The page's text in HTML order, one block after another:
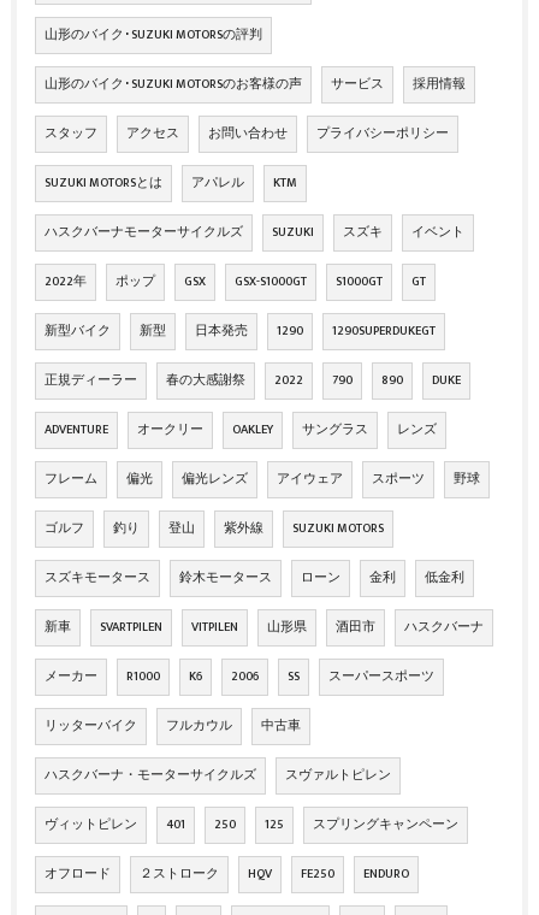
山形のバイク･SUZUKI MOTORSの評判
山形のバイク･SUZUKI MOTORSのお客様の声 サービス 採用情報
スタッフ アクセス お問い合わせ プライバシーポリシー
SUZUKI MOTORSとは アパレル KTM
ハスクバーナモーターサイクルズ SUZUKI スズキ イベント
2022年 ポップ GSX GSX-S1000GT S1000GT GT
新型バイク 新型 日本発売 1290 1290SUPERDUKEGT
正規ディーラー 春の大感謝祭 2022 790 890 DUKE
ADVENTURE オークリー OAKLEY サングラス レンズ
フレーム 偏光 偏光レンズ アイウェア スポーツ 野球
ゴルフ 釣り 登山 紫外線 SUZUKI MOTORS
スズキモータース 鈴木モータース ローン 金利 低金利
新車 SVARTPILEN VITPILEN 山形県 酒田市 ハスクバーナ
メーカー R1000 K6 2006 SS スーパースポーツ
リッターバイク フルカウル 中古車
ハスクバーナ・モーターサイクルズ スヴァルトピレン
ヴィットピレン 401 250 125 スプリングキャンペーン
オフロード ２ストローク HQV FE250 ENDURO